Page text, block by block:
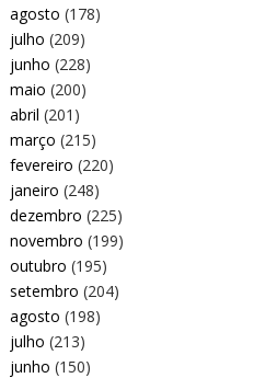
agosto (178)
julho (209)
junho (228)
maio (200)
abril (201)
março (215)
fevereiro (220)
janeiro (248)
dezembro (225)
novembro (199)
outubro (195)
setembro (204)
agosto (198)
julho (213)
junho (150)